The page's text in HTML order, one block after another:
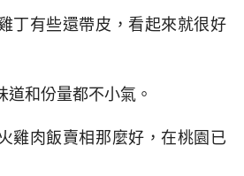
丁有些還帶皮，看起來就很好
道和份量都不小氣。
雞肉飯賣相那麼好，在桃園已